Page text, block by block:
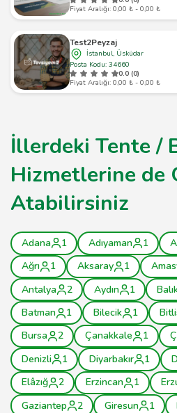
Fiyat Aralığı: 0,00 ₺ - 0,00 ₺
Test2Peyzaj
İstanbul, Üsküdar
Posta Kodu: 34660
0.0 (0)
Fiyat Aralığı: 0,00 ₺ - 0,00 ₺
İllerdeki Tente /
Hizmetlerine de
Atabilirsiniz
Adana 1 Adıyaman 1
Ağrı
1 Aksaray 1
Antalya
2 Aydın 1
Batman
1 Bilecik 1
Bursa
2 Çanakkale 1
Denizli
1 Diyarbakır 1
Elâzığ
2 Erzincan 1
Gaziantep
2 Giresun 1